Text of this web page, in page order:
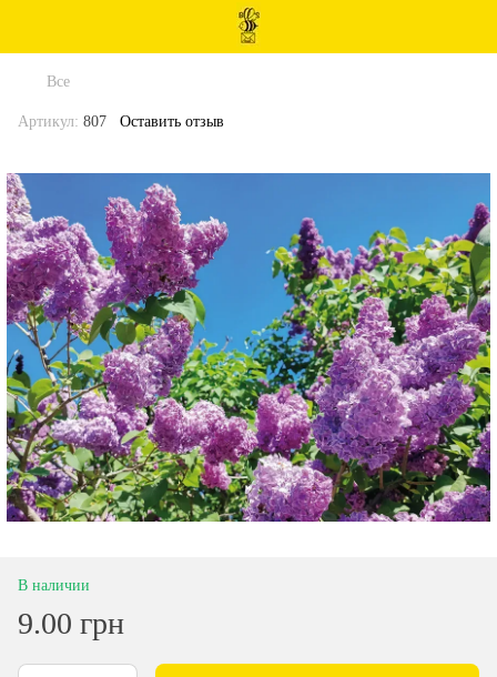
Все
Артикул: 807 Оставить отзыв
В наличии
9.00 грн